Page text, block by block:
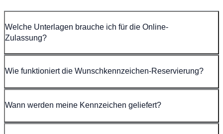
Welche Unterlagen brauche ich für die Online-
Zulassung?
Wie funktioniert die Wunschkennzeichen-Reservierung?
Wann werden meine Kennzeichen geliefert?